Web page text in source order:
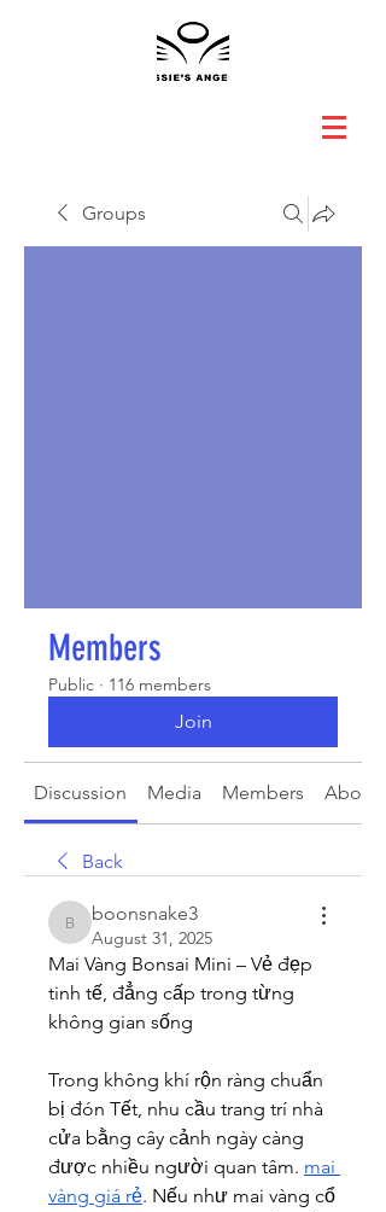
Groups
Members
Public · 116 members
Join
Discussion Media Members About
Back
boonsnake3
boonsnake3
August 31, 2025
Mai Vàng Bonsai Mini – Vẻ đẹp
tinh tế, đẳng cấp trong từng
không gian sống
Trong không khí rộn ràng chuẩn
bị đón Tết, nhu cầu trang trí nhà
cửa bằng cây cảnh ngày càng
được nhiều người quan tâm. mai
vàng giá rẻ. Nếu như mai vàng cổ